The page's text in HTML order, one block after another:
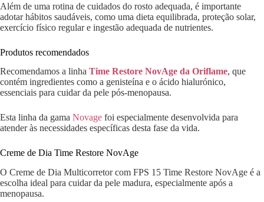
Além de uma rotina de cuidados do rosto adequada, é importante
adotar hábitos saudáveis, como uma dieta equilibrada, proteção solar,
exercício físico regular e ingestão adequada de nutrientes.
Produtos recomendados
Recomendamos a linha Time Restore NovAge da Oriflame, que
contém ingredientes como a genisteína e o ácido hialurónico,
essenciais para cuidar da pele pós-menopausa.
Esta linha da gama Novage foi especialmente desenvolvida para
atender às necessidades específicas desta fase da vida.
Creme de Dia Time Restore NovAge
O Creme de Dia Multicorretor com FPS 15 Time Restore NovAge é a
escolha ideal para cuidar da pele madura, especialmente após a
menopausa.